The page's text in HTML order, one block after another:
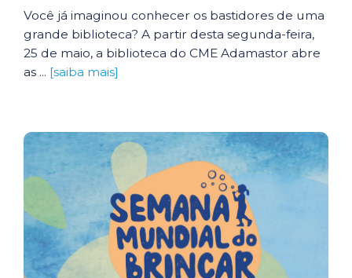
Você já imaginou conhecer os bastidores de uma
grande biblioteca? A partir desta segunda-feira,
25 de maio, a biblioteca do CME Adamastor abre
as ... [saiba mais]